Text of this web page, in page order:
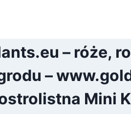
– róże,
–
Mini